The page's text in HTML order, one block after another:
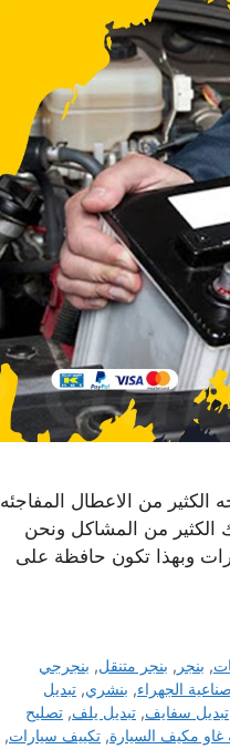
الكثير من الاعطال المفاجئه
من المشاكل ونحن
وبهذا تكون حافظة على
, بنجر , بنجر متنقل, بنجرجي
الجهراء, بنشري, تبديل
تبديل سفايف, تبديل يلف, تصليح
غاو مكيف السيارة, تكييف سيارات,